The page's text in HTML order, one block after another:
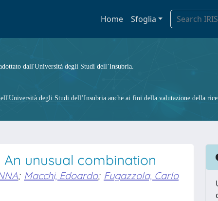
Home Sfoglia
dall'Università degli Studi dell’Insubria.
degli Studi dell’Insubria anche ai fini della valutazione della
unusual combination
; Macchi, Edoardo; Fugazzola, Carlo